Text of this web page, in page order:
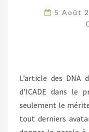
5 Août
L’article des DNA
d’ICADE dans
seulement le
tout derniers